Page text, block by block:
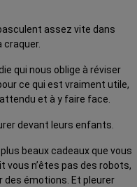
assez vite dans
craquer.
qui nous oblige à réviser
ce qui est vraiment utile,
et à y faire face.
devant leurs enfants.
beaux cadeaux que vous
vous n’êtes pas des robots,
des émotions. Et pleurer